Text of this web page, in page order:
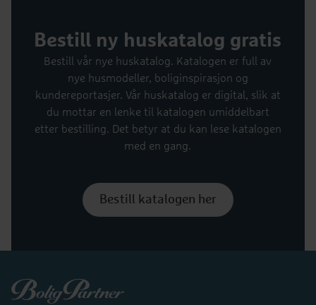
Bestill ny huskatalog gratis
Bestill vår nye huskatalog. Katalogen er full av
nye husmodeller, boliginspirasjon og
kundereportasjer. Vår huskatalog er digital, slik at
du mottar en lenke til katalogen umiddelbart
etter bestilling. Det betyr at du kan lese katalogen
med en gang.
Bestill katalogen her
Boligpartner